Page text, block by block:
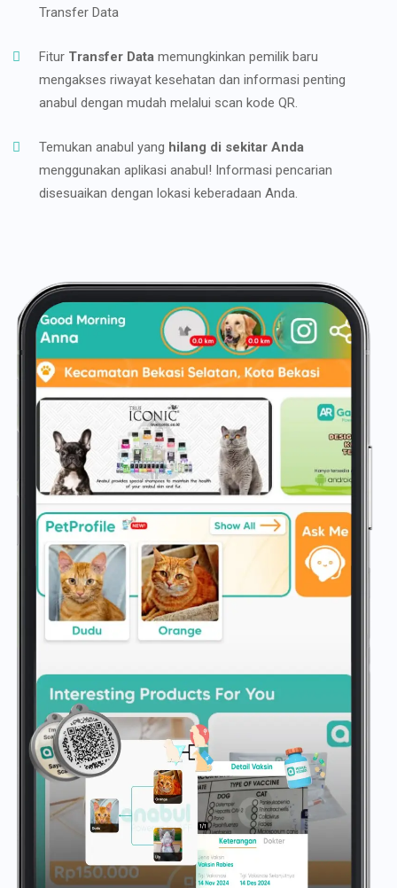
Transfer Data
Fitur Transfer Data memungkinkan pemilik baru
mengakses riwayat kesehatan dan informasi penting
anabul dengan mudah melalui scan kode QR.
Temukan anabul yang hilang di sekitar Anda
menggunakan aplikasi anabul! Informasi pencarian
disesuaikan dengan lokasi keberadaan Anda.